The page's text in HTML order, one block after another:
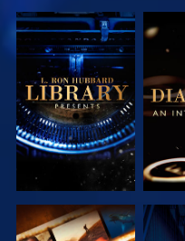
SERIE
ENTDECKEN